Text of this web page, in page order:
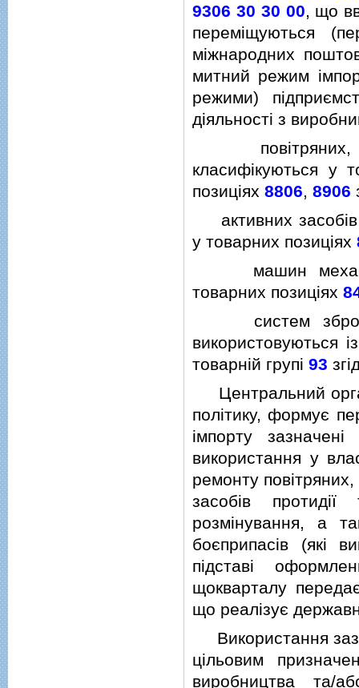
9306 30 30 00, що
перемiщуються
мiжнародних
митний режим
режими)
дiяльностi з
повiтряних,
класифiкуються у
позицiях 8806, 8906
активних засобiв
у товарних позицiях
машин
товарних позицiях
систем зброї
використовуються
товарнiй групi 93
Центральний
полiтику, формує
iмпорту
використання у
ремонту
засобiв протидiї
розмiнування, а
боєприпасiв (якi
пiдставi
щокварталу
що реалiзує
Використання
цiльовим
виробництва та/